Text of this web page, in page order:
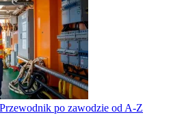
po zawodzie od A-Z